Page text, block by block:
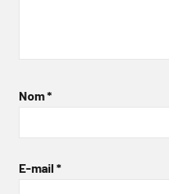
Nom*
E-mail *